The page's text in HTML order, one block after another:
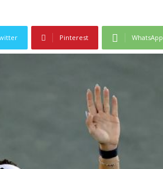
Pinterest WhatsApp